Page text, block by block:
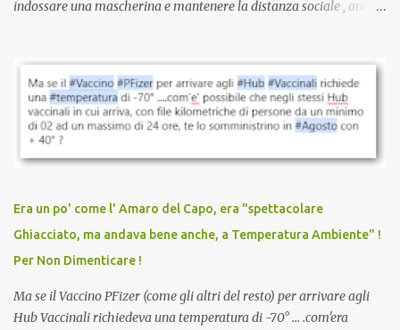
indossare una mascherina e mantenere la distanza sociale , anche
vaccinazione. Non avevamo mai sentito parlare di ricompense,
sconti, incentivi per vaccinarsi. Non avevamo mai visto
discriminazioni per coloro che non l’hanno fatto. Se non sei stato
vaccinato, nessuno aveva prima cercato di farti sentire una
persona cattiva. Non avevamo mai visto un vaccino che minacci le
vaccino usato per minacciare i mezzi di sussistenza, il lavoro o la
scuola. Non avevamo mai visto un vaccino che permettesse a un
dodicenne di ignorare il consenso dei genitori. Dopo tutti i vaccini
che abbiamo elencato sopra...
Era un po' come l' Amaro del Capo, era "spettacolare
Ghiacciato, ma andava bene anche, a Temperatura Ambiente" !
Per Non Dimenticare !
Ma se il Vaccino PFizer (come gli altri del resto) per arrivare agli
Hub Vaccinali richiedeva una temperatura di -70° ... .com'era